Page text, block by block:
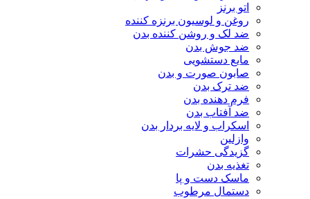
اتو برنز
روغن و لوسیون برنزه کننده
ضد لک و روشن کننده بدن
ضد جوش بدن
مایع دستشویی
صابون صورت و بدن
ضد ترک بدن
فرم دهنده بدن
ضد آفتاب بدن
اسکراب و لایه بردار بدن
وازلین
گزیدگی حشرات
تغذیه بدن
ماسک دست و پا
دستمال مرطوب